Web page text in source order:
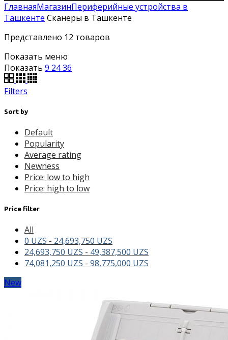
ГлавнаяМагазинПериферийные устройства в
Ташкенте Сканеры в Ташкенте
Представлено 12 товаров
Показать меню
Показать 9 2436
Filters
Sort by
Default
Popularity
Average rating
Newness
Price: low to high
Price: high to low
Price filter
All
0 UZS - 24,693,750 UZS
24,693,750 UZS - 49,387,500 UZS
74,081,250 UZS - 98,775,000 UZS
New